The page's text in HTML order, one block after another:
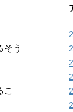
そう
こ